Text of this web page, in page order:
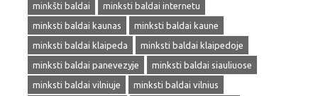
minkšti baldai
minksti baldai internetu
minksti baldai kaunas
minksti baldai kaune
minksti baldai klaipeda
minksti baldai klaipedoje
minksti baldai panevezyje
minksti baldai siauliuose
minksti baldai vilniuje
minksti baldai vilnius